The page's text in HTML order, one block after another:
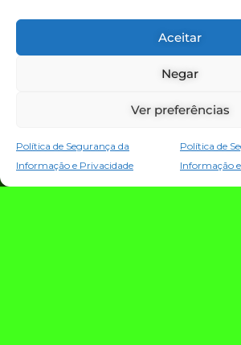
Aceitar
Negar
Ver preferências
Política de Segurança da
Informação e Privacidade
Política de
Informação